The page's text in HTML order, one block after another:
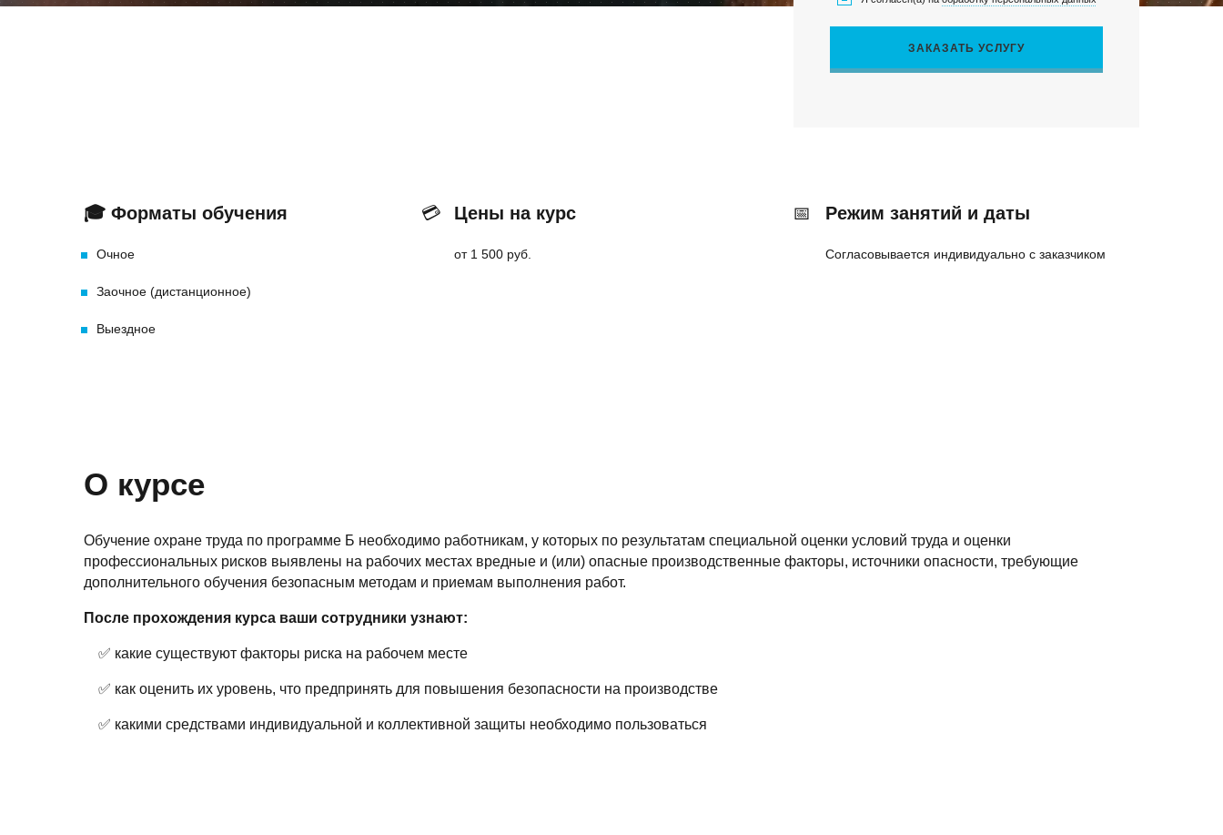
+7 (495) 260-11-47 info@srg-eco.ru Тел./факс: E-mail: +7 (383) 347-84-87 eco_nsk@srg-eco.ru
ЗАКАЗАТЬ УСЛУГУ
🎓 Форматы обучения
Очное
Заочное (дистанционное)
Выездное
💳 Цены на курс
от 1 500 руб.
📅 Режим занятий и даты
Согласовывается индивидуально с заказчиком
О курсе
Обучение охране труда по программе Б необходимо работникам, у которых по результатам специальной оценки условий труда и оценки
профессиональных рисков выявлены на рабочих местах вредные и (или) опасные производственные факторы, источники опасности, требующие
дополнительного обучения безопасным методам и приемам выполнения работ.
После прохождения курса ваши сотрудники узнают:
⁣⁣⁣⁣⁣⁣⁣ ✅ какие существуют факторы риска на рабочем месте
⁣⁣⁣⁣⁣⁣⁣ ✅ как оценить их уровень, что предпринять для повышения безопасности на производстве
⁣⁣⁣⁣⁣⁣⁣ ✅ какими средствами индивидуальной и коллективной защиты необходимо пользоваться